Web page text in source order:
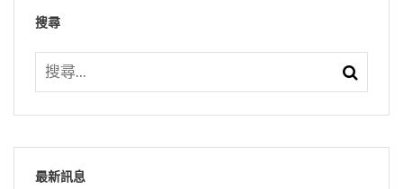
搜尋
最新訊息